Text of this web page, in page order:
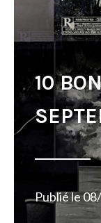
10
Publié le